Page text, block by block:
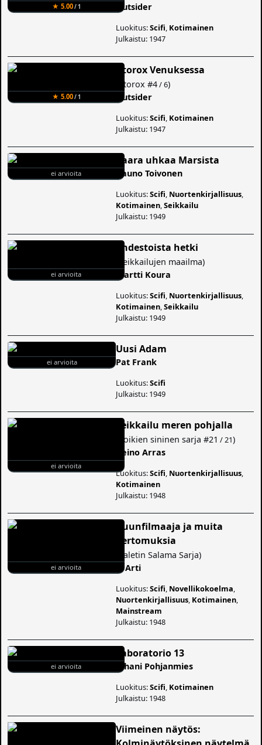
★ 5.00/ 1
Outsider
Luokitus:Scifi Kotimainen
Julkaistu: 1947
★ 5.00/ 1
Atorox Venuksessa
Atorox #4/ 6)
Outsider
Luokitus:Scifi Kotimainen
Julkaistu: 1947
ei arvioita
Vaara uhkaa Marsista
Rauno Toivonen
Luokitus:Scifi Nuortenkirjallisuus
Kotimainen ,Seikkailu
Julkaistu: 1949
ei arvioita
Yhdestoista hetki
Seikkailujen maailma)
Martti Koura
Luokitus:Scifi Nuortenkirjallisuus
Kotimainen ,Seikkailu
Julkaistu: 1949
ei arvioita
Uusi Adam
Pat Frank
Luokitus:Scifi
Julkaistu: 1949
ei arvioita
Seikkailu meren pohjalla
Poikien sininen sarja #21 / 21)
Reino Arras
Luokitus:Scifi Nuortenkirjallisuus
Kotimainen
Julkaistu: 1948
ei arvioita
Kuunfilmaaja ja muita
kertomuksia
Paletin Salama Sarja)
V. Arti
Luokitus:Scifi Novellikokoelma
Nuortenkirjallisuus Kotimainen
Mainstream
Julkaistu: 1948
ei arvioita
Laboratorio 13
Juhani Pohjanmies
Luokitus:Scifi Kotimainen
Julkaistu: 1948
Viimeinen näytös: